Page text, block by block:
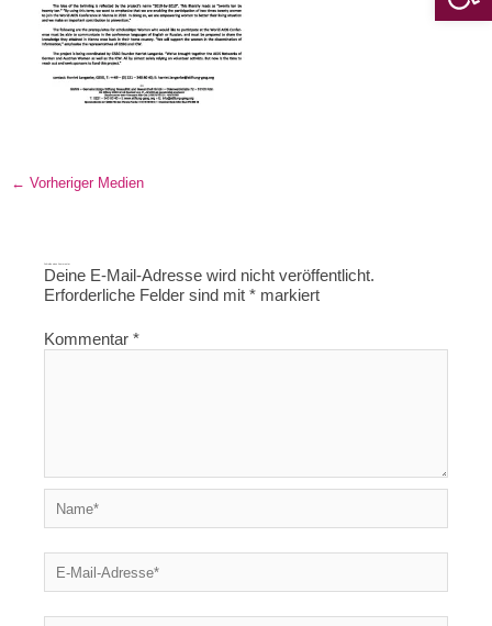
← Vorheriger Medien
Schreibe einen Kommentar
Deine E-Mail-Adresse wird nicht veröffentlicht.
Erforderliche Felder sind mit* markiert
Kommentar*
Mail-